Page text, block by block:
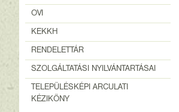
OVI
KEKKH
RENDELETTÁR
SZOLGÁLTATÁSI NYILVÁNTARTÁSAI
TELEPÜLÉSKÉPI ARCULATI
KÉZIKÖNY